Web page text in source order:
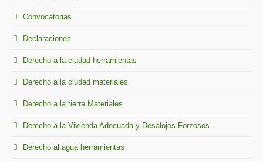
Convocatorias
Declaraciones
Derecho a la ciudad herramientas
Derecho a la ciudad materiales
Derecho a la tierra Materiales
Derecho a la Vivienda Adecuada y Desalojos Forzosos
Derecho al agua herramientas